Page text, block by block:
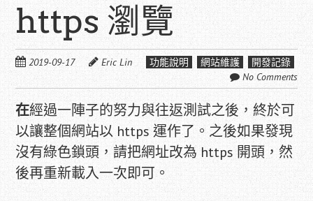
https 瀏覽
2019-09-17 Eric Lin 功能說明 網站維護
開發記錄
No Comments
在經過一陣子的努力與往返測試之後，終於可
以讓整個網站以 https 運作了。之後如果發現
沒有綠色鎖頭，請把網址改為 https 開頭，然
後再重新載入一次即可。